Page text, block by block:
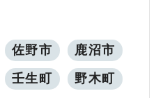
佐野市 鹿沼市
壬生町 野木町